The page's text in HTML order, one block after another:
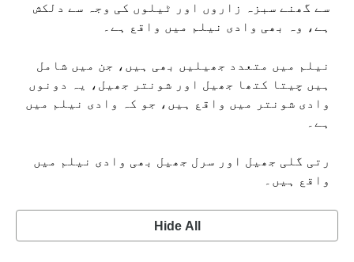
سے گھنے سبزہ زاروں اور ٹیلوں کی وجہ سے دلکش
ہے، وہ بھی وادی نیلم میں واقع ہے۔
نیلم میں متعدد جھیلیں بھی ہیں، جن میں شامل
ہیں چیتا کتھا جھیل اور شونتر جھیل، یہ دونوں
وادی شونتر میں واقع ہیں، جو کہ وادی نیلم میں
ہے۔
رتی گلی جھیل اور سرل جھیل بھی وادی نیلم میں
واقع ہیں۔
Hide All